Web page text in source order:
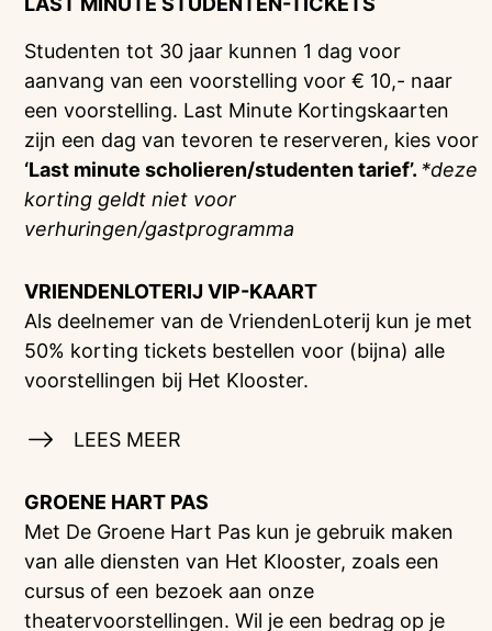
Studenten tot 30 jaar kunnen 1 dag voor
aanvang van een voorstelling voor € 10,- naar
een voorstelling. Last Minute Kortingskaarten
zijn een dag van tevoren te reserveren, kies voor
‘Last minute scholieren/studenten tarief’. *deze
korting geldt niet voor
verhuringen/gastprogramma
VRIENDENLOTERIJVIP-KAART
Als deelnemer van de VriendenLoterij kun je met
50% korting tickets bestellen voor (bijna) alle
voorstellingen bij Het Klooster.
LEES MEER
GROENE HART PAS
Met De Groene Hart Pas kun je gebruik maken
van alle diensten van Het Klooster, zoals een
cursus of een bezoek aan onze
theatervoorstellingen. Wil je een bedrag op je